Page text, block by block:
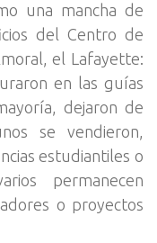
una mancha de
del Centro de
el Lafayette:
en las guías
dejaron de
se vendieron,
estudiantiles o
permanecen
o proyectos